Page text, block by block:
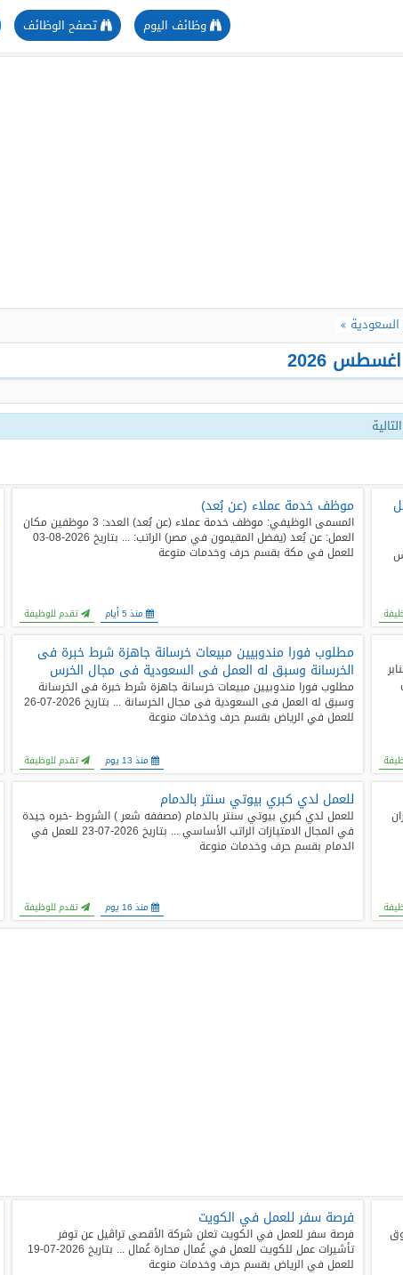
تصفح الوظائف وظائف اليوم
2026
موظف خدمة عملاء (عن بُعد)
المسمى الوظيفي: موظف خدمة عملاء (عن بُعد) العدد: 3 موظفين مكان
العمل: عن بُعد (يفضل المقيمون في مصر) الراتب: ... بتاريخ 2026-08-03
للعمل في مكة بقسم حرف وخدمات منوعة
منذ 5 أيام تقدم للوظيفة
مطلوب فورا مندوبيين مبيعات خرسانة جاهزة شرط خبرة فى
الخرسانة وسبق له العمل فى السعودية فى مجال الخرس
مطلوب فورا مندوبيين مبيعات خرسانة جاهزة شرط خبرة فى الخرسانة
وسبق له العمل فى السعودية فى مجال الخرسانة ... بتاريخ 2026-07-26
للعمل في الرياض بقسم حرف وخدمات منوعة
منذ 13 يوم تقدم للوظيفة
للعمل لدي كبري بيوتي سنتر بالدمام
للعمل لدي كبري بيوتي سنتر بالدمام (مصففه شعر ) الشروط -خبره جيدة
في المجال الامتيازات الراتب الأساسي ... بتاريخ 2026-07-23 للعمل في
الدمام بقسم حرف وخدمات منوعة
منذ 16 يوم تقدم للوظيفة
فيما فوق
فرصة سفر للعمل في الكويت
فرصة سفر للعمل في الكويت تعلن شركة الأقصى تراڤيل عن توفر
تأشيرات عمل للكويت للعمل في عُمال محارة عُمال ... بتاريخ 2026-07-19
للعمل في الرياض بقسم حرف وخدمات منوعة